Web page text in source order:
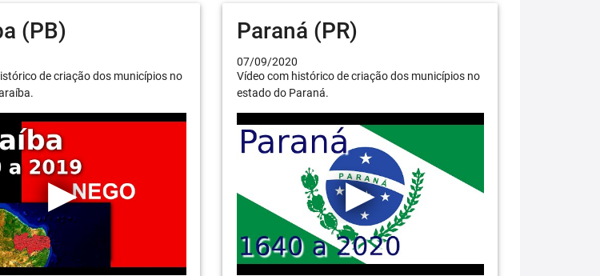
(PB)
de criação dos municípios no
Paraná (PR)
07/09/2020
Vídeo com histórico de criação dos municípios no
estado do Paraná.